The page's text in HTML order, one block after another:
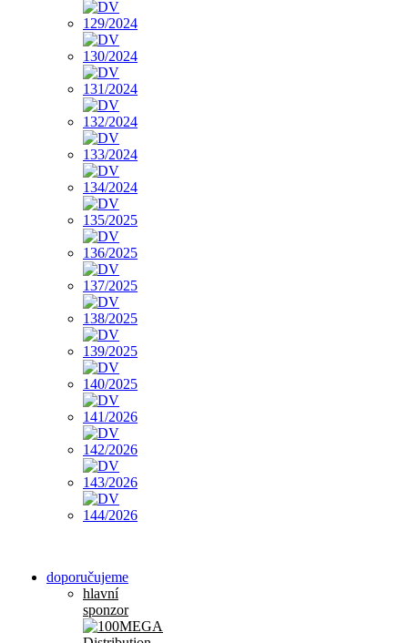
doporučujeme
hlavní
sponzor